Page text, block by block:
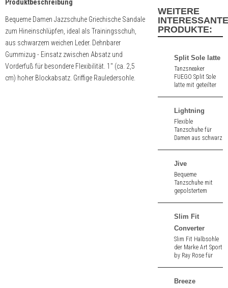
Produktbeschreibung
Bequeme Damen Jazzschuhe Griechische Sandale
zum Hineinschlüpfen, ideal als Trainingsschuh,
aus schwarzem weichen Leder. Dehnbarer
Gummizug - Einsatz zwischen Absatz und
Vorderfuß für besondere Flexibilität. 1" (ca. 2,5
cm) hoher Blockabsatz. Griffige Rauledersohle.
WEITERE
INTERESSANTE
PRODUKTE:
Split Sole latte
Tanzsneaker
FUEGO Split Sole
latte mit geteilter
straßentauglicher
Sohle.
Lightning
Flexible
Tanzschuhe für
Damen aus schwarz
1,5" (ca. 4,0 cm).
Jive
Bequeme
Tanzschuhe mit
gepolstertem
Mesh. Geteilte
Absatz.
Slim Fit
Converter
Slim Fit Halbsohle
der Marke Art Sport
by Ray Rose für
Breeze